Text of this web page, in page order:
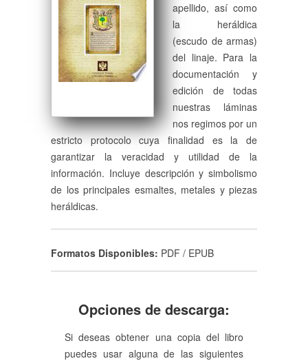
apellido, así como
la heráldica
(escudo de armas)
del linaje. Para la
documentación y
edición de todas
nuestras láminas
nos regimos por un
estricto protocolo cuya finalidad es la de
garantizar la veracidad y utilidad de la
información. Incluye descripción y simbolismo
de los principales esmaltes, metales y piezas
heráldicas.
Formatos Disponibles: PDF / EPUB
Opciones de descarga:
Si deseas obtener una copia del libro
puedes usar alguna de las siguientes